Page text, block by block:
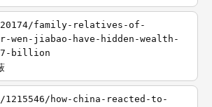
family-relatives-of-
wen-jiabao-have-hidden-wealth-
billion
how-china-reacted-to-